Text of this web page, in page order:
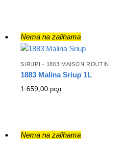
Nema na zalihama
SIRUPI - 1883 MAISON ROUTIN
1883 Malina Sriup 1L
1.659,00 рсд
Nema na zalihama